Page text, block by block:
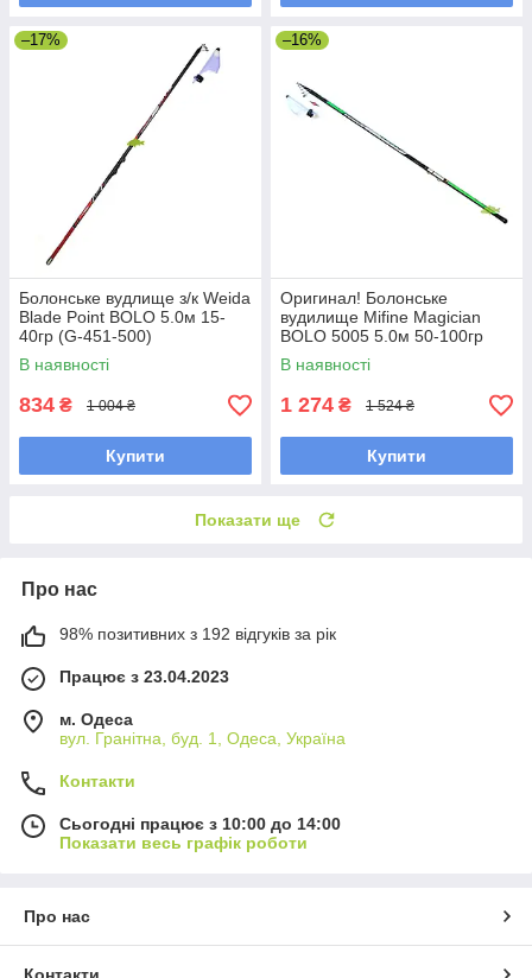
–17%
Болонське вудлище з/к Weida
Blade Point BOLO 5.0м 15-
40гр (G-451-500)
(поплавкова вудка)
В наявності
834 ₴ 1 004 ₴
Купити
–16%
Оригинал! Болонське
вудилище Mifine Magician
BOLO 5005 5.0м 50-100гр
(10319), вудилище під
боковий кивок
В наявності
1 274 ₴ 1 524 ₴
Купити
Показати ще
Про нас
98% позитивних з 192 відгуків за рік
Працює з 23.04.2023
м. Одеса
вул. Гранітна, буд. 1, Одеса, Україна
Контакти
Сьогодні працює з 10:00 до 14:00
Показати весь графік роботи
Про нас